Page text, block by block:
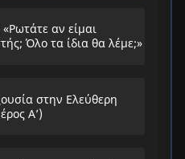
αν είμαι
Όλο τα ίδια θα λέμε;»
στην Ελεύθερη
Α’)